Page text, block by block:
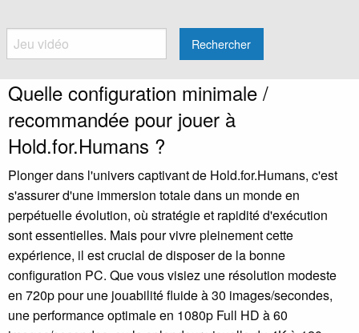
Rechercher
Quelle configuration minimale /
recommandée pour jouer à
Hold.for.Humans ?
Plonger dans l'univers captivant de Hold.for.Humans, c'est
s'assurer d'une immersion totale dans un monde en
perpétuelle évolution, où stratégie et rapidité d'exécution
sont essentielles. Mais pour vivre pleinement cette
expérience, il est crucial de disposer de la bonne
configuration PC. Que vous visiez une résolution modeste
en 720p pour une jouabilité fluide à 30 images/secondes,
une performance optimale en 1080p Full HD à 60